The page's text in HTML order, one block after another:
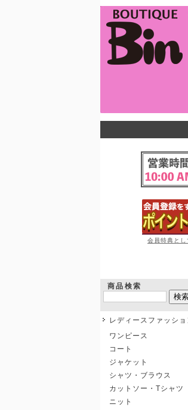
会員特典と
商品検索
レディースファッショ
ワンピース
コート
ジャケット
シャツ・ブラウス
カットソー・Tシャツ
ニット